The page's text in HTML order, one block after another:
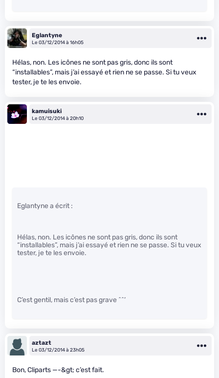
Eglantyne
Le 03/12/2014 à 16h05
Hélas, non. Les icônes ne sont pas gris, donc ils sont
“installables”, mais j’ai essayé et rien ne se passe. Si tu veux
tester, je te les envoie.
kamuisuki
Le 03/12/2014 à 20h10
Eglantyne a écrit :
Hélas, non. Les icônes ne sont pas gris, donc ils sont
“installables”, mais j’ai essayé et rien ne se passe. Si tu veux
tester, je te les envoie.
C’est gentil, mais c’est pas grave ^^’
aztazt
Le 03/12/2014 à 23h05
Bon, Cliparts —-&gt; c’est fait.